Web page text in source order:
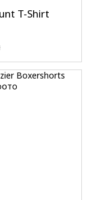
T-Shirt